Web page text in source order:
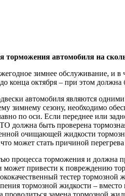
торможения автомобиля на
зимнее обслуживание, и в
конца октября – при этом
автомобиля являются
зимнему сезону, необходимо
по оси. Если переднее или
должна быть проверена
очищающей жидкости
может стать причиной
процесса торможения и должна
может привести к повреждению
тестер тормозной
тормозной жидкости –
замена тормозной